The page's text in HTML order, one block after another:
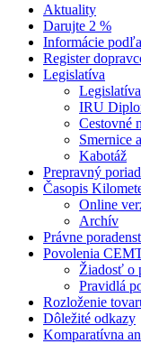
Aktuality
Darujte 2 %
Informácie
Register
Legislatíva
IRU
Cestovné
Smernice
Kabotáž
Prepravný
Časopis
Online
Archív
Právne
Povolenia
Žiadosť o
Pravidlá
Rozloženie
Dôležité odkazy
Komparatívna